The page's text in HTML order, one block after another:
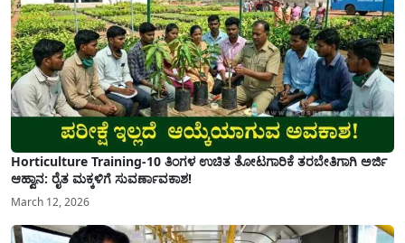
Horticulture Training-10 ತಿಂಗಳ ಉಚಿತ ತೋಟಗಾರಿಕೆ ತರಬೇತಿಗಾಗಿ ಅರ್ಜಿ
ಆಹ್ವಾನ: ರೈತ ಮಕ್ಕಳಿಗೆ ಸುವರ್ಣಾವಕಾಶ!
March 12, 2026